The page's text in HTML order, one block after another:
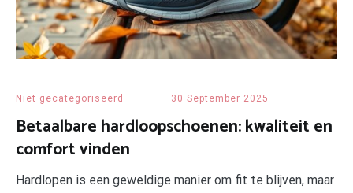
Niet gecategoriseerd 30 September 2025
Betaalbare hardloopschoenen: kwaliteit en
comfort vinden
Hardlopen is een geweldige manier om fit te blijven, maar